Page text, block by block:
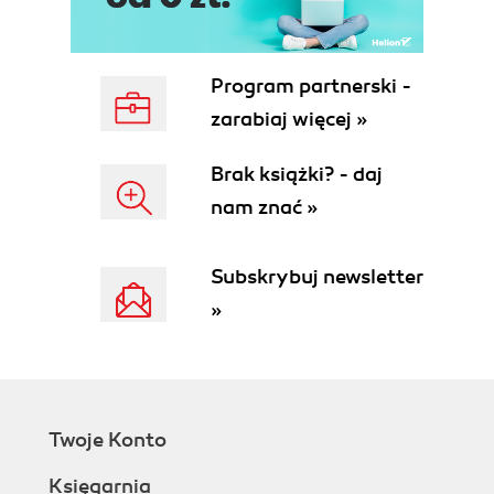
Podłączanie do internetu (95)
Drukowanie za pomocą Apsfilter (102)
Zapis ustawień przez internet (108)
Podsumowanie (110)
Rozdział 5. Rozszerzenia aplikacji z MyDSL (111)
Wprowadzenie do MyDSL (112)
Zmiana repozytorium pobierania (121)
Pobieranie rozszerzeń DSL za pomocą
Zapisywanie rozszerzeń (126)
Automatyczne wczytywanie rozszerzeń w czasie
Podsumowanie (129)
Program partnerski -
zarabiaj więcej »
Brak książki? - daj
nam znać »
Subskrybuj newsletter
»
Twoje Konto
Księgarnia